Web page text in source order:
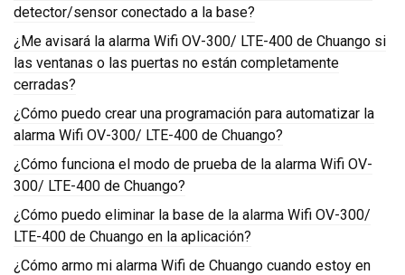
detector/sensor conectado a la base?
¿Me avisará la alarma Wifi OV-300/ LTE-400 de Chuango si
las ventanas o las puertas no están completamente
cerradas?
¿Cómo puedo crear una programación para automatizar la
alarma Wifi OV-300/ LTE-400 de Chuango?
¿Cómo funciona el modo de prueba de la alarma Wifi OV-
300/ LTE-400 de Chuango?
¿Cómo puedo eliminar la base de la alarma Wifi OV-300/
LTE-400 de Chuango en la aplicación?
¿Cómo armo mi alarma Wifi de Chuango cuando estoy en